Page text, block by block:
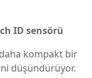
ID sensörü
daha kompakt bir
düşündürüyor.